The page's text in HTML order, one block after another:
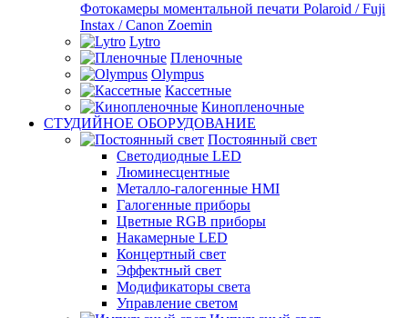
Фотокамеры моментальной печати Polaroid / Fuji
Instax / Canon Zoemin
Lytro
Пленочные
Olympus
Кассетные
Кинопленочные
СТУДИЙНОЕ ОБОРУДОВАНИЕ
Постоянный свет
Светодиодные LED
Люминесцентные
Металло-галогенные HMI
Галогенные приборы
Цветные RGB приборы
Накамерные LED
Концертный свет
Эффектный свет
Модификаторы света
Управление светом